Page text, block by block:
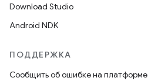
Download Studio
Android NDK
ПОДДЕРЖКА
Сообщить об ошибке на платформе